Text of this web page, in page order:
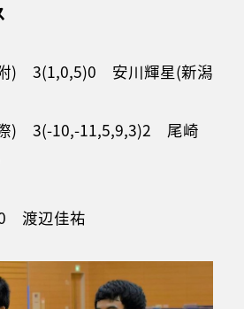
) 3(1,0,5)0 安川輝星(新潟
) 3(-10,-11,5,9,3)2 尾崎
渡辺佳祐